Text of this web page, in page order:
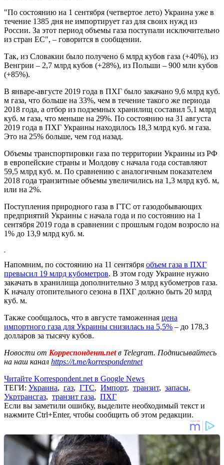
"По состоянию на 1 сентября (четвертое лето) Украина уже в
течение 1385 дня не импортирует газ для своих нужд из
России. За этот период объемы газа поступали исключительно
из стран ЕС", – говорится в сообщении.
Так, из Словакии было получено 6 млрд кубов газа (+40%), из
Венгрии – 2,7 млрд кубов (+28%), из Польши – 900 млн кубов
(+85%).
В январе-августе 2019 года в ПХГ было закачано 9,6 млрд куб.
м газа, что больше на 33%, чем в течение такого же периода
2018 года, а отбор из подземных хранилищ составил 5,1 млрд
куб. м газа, что меньше на 29%. По состоянию на 31 августа
2019 года в ПХГ Украины находилось 18,3 млрд куб. м газа.
Это на 25% больше, чем год назад.
Объемы транспортировки газа по территории Украины из РФ
в европейские страны и Молдову с начала года составляют
59,5 млрд куб. м. По сравнению с аналогичным показателем
2018 года транзитные объемы увеличились на 1,3 млрд куб. м,
или на 2%.
Поступления природного газа в ГТС от газодобывающих
предприятий Украины с начала года и по состоянию на 1
сентября 2019 года в сравнении с прошлым годом возросло на
1% до 13,9 млрд куб. м.
Напомним, по состоянию на 11 сентября объем газа в ПХГ
превысил 19 млрд кубометров. В этом году Украине нужно
закачать в хранилища дополнительно 3 млрд кубометров газа.
К началу отопительного сезона в ПХГ должно быть 20 млрд
куб. м.
Также сообщалось, что в августе таможенная цена
импортного газа для Украины снизилась на 5,5% – до 178,3
долларов за тысячу кубов.
Новости от Корреспондент.netв Telegram. Подписывайтесь
на наш канал https://t.me/korrespondentnet
Читайте Korrespondent.net в Google News
ТЕГИ: Украина, газ, ГТС, Импорт, транзит, запасы,
Укртрансгаз, транзит газа, ПХГ
Если вы заметили ошибку, выделите необходимый текст и
нажмите Ctrl+Enter, чтобы сообщить об этом редакции.